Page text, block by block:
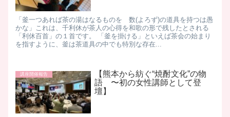
「釜一つあれば茶の湯はなるものを 数(よろず)の道具を持つは愚
かな」 ​これは、千利休が茶人の心得を和歌の形で残したとされる
「利休百首」の１首です。 「釜を掛ける」といえば茶会の始まり
を指すように、釜は茶道具の中でも特別な存在...
講座開催報告
【熊本から紡ぐ“焼酎文化”の物
語 〜初の女性講師として登
壇】​